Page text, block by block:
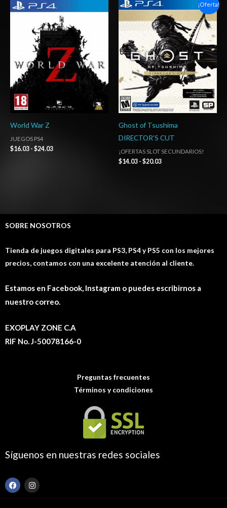
World War Z
JUEGOS PS4
$16.03 - $24.03
de
precios:
desde
$16.03
hasta
$24.03
¡Oferta!
Ghost of Tsushima
DIRECTOR’S CUT
¡OFERTAS SLOT SECUNDARIOS!
$14.03 - $20.03
de
precios:
desde
$14.03
hasta
$20.03
SOBRE NOSOTROS
Tienda de juegos digitales para PS3, PS4 y PS5 con los mejores
precios, contamos con una excelente atención al cliente.
Estamos en Facebook, Instagram o puedes escribirnos a
nuestro correo.
EXOPLAY ZONE C.A
RIF No. J-50078166-0
Preguntas frecuentes
Términos y condiciones
Síguenos en nuestras redes sociales
F
a
I
n